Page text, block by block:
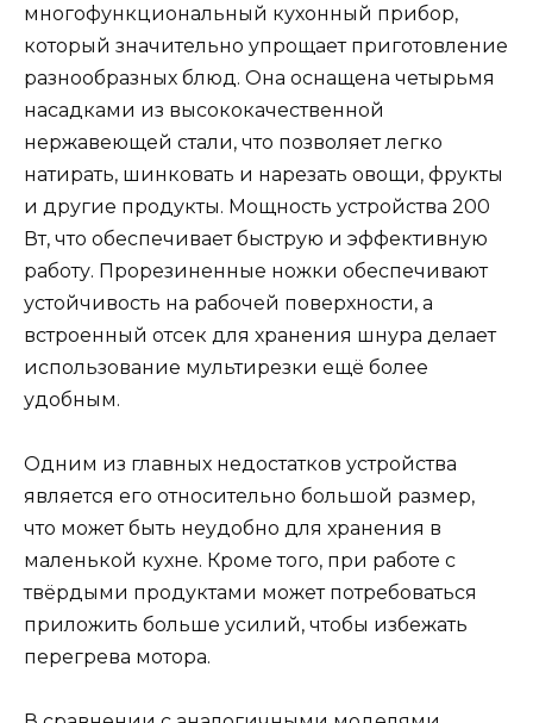
многофункциональный кухонный прибор,
который значительно упрощает приготовление
разнообразных блюд. Она оснащена четырьмя
насадками из высококачественной
нержавеющей стали, что позволяет легко
натирать, шинковать и нарезать овощи, фрукты
и другие продукты. Мощность устройства 200
Вт, что обеспечивает быструю и эффективную
работу. Прорезиненные ножки обеспечивают
устойчивость на рабочей поверхности, а
встроенный отсек для хранения шнура делает
использование мультирезки ещё более
удобным.
Одним из главных недостатков устройства
является его относительно большой размер,
что может быть неудобно для хранения в
маленькой кухне. Кроме того, при работе с
твёрдыми продуктами может потребоваться
приложить больше усилий, чтобы избежать
перегрева мотора.